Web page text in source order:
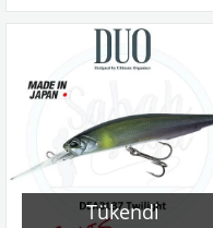
Tükendi